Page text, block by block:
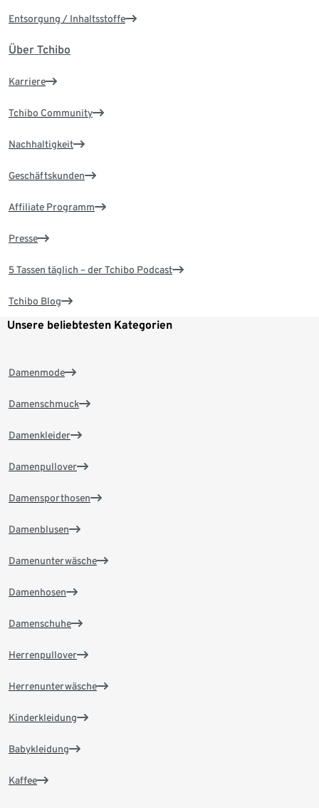
Entsorgung / Inhaltsstoffe
Über Tchibo
Karriere
Tchibo Community
Nachhaltigkeit
Geschäftskunden
Affiliate Programm
Presse
5 Tassen täglich – der Tchibo Podcast
Tchibo Blog
Unsere beliebtesten Kategorien
Damenmode
Damenschmuck
Damenkleider
Damenpullover
Damensporthosen
Damenblusen
Damenunterwäsche
Damenhosen
Damenschuhe
Herrenpullover
Herrenunterwäsche
Kinderkleidung
Babykleidung
Kaffee